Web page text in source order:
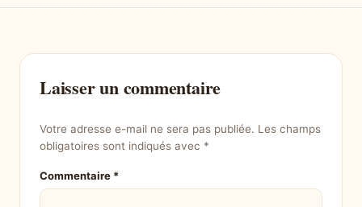
Laisser un commentaire
Votre adresse e-mail ne sera pas publiée. Les champs
obligatoires sont indiqués avec *
Commentaire *